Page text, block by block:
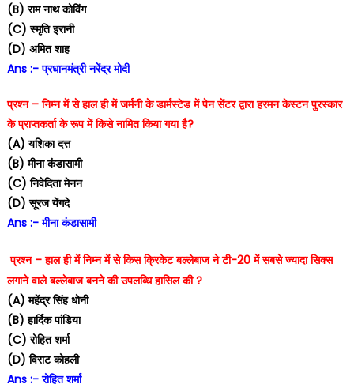
(B) राम नाथ कोविंग
(C) स्मृति इरानी
(D) अमित शाह
Ans :- प्रधानमंत्री नरेंद्र मोदी
प्रश्न – निम्न में से हाल ही में जर्मनी के डार्मस्टेड में पेन सेंटर द्वारा हरमन केस्टन पुरस्कार
के प्राप्तकर्ता के रूप में किसे नामित किया गया है?
(A) यशिका दत्त
(B) मीना कंडासामी
(C) निवेदिता मेनन
(D) सूरज येंगदे
Ans :- मीना कंडासामी
प्रश्न – हाल ही में निम्न में से किस क्रिकेट बल्लेबाज ने टी-20 में सबसे ज्यादा सिक्स
लगाने वाले बल्लेबाज बनने की उपलब्धि हासिल की ?
(A) महेंद्र सिंह धोनी
(B) हार्दिक पांडिया
(C) रोहित शर्मा
(D) विराट कोहली
Ans :- रोहित शर्मा